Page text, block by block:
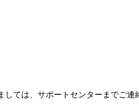
ては、サポートセンターまでご連